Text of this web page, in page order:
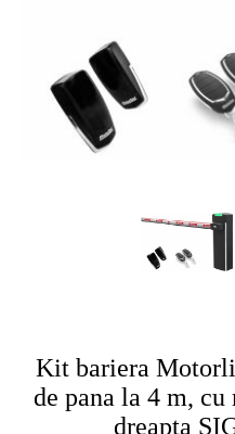
Kit bariera
de pana la 4 m, cu
dreapta